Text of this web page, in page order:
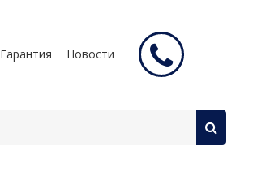
Гарантия Новости